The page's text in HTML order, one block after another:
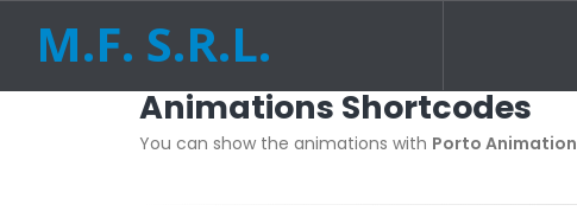
M.F. S.R.L.
Animations Shortcodes
You can show the animations with Porto Animation